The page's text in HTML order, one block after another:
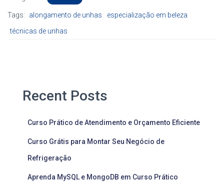
Tags: alongamento de unhas
especialização em beleza
técnicas de unhas
Recent Posts
Curso Prático de Atendimento e Orçamento Eficiente
Curso Grátis para Montar Seu Negócio de
Refrigeração
Aprenda MySQL e MongoDB em Curso Prático